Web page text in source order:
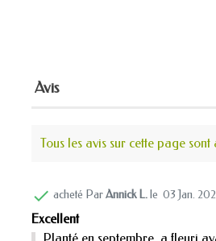
Avis
Tous les avis sur cette page
 acheté ParAnnick L.le 03 Jan.
Excellent